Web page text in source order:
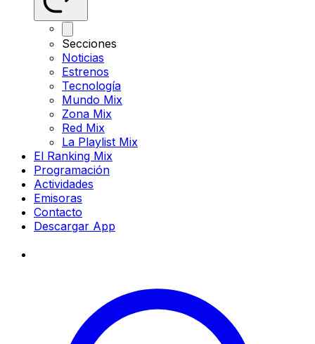
Secciones
Noticias
Estrenos
Tecnología
Mundo Mix
Zona Mix
Red Mix
La Playlist Mix
El Ranking Mix
Programación
Actividades
Emisoras
Contacto
Descargar App